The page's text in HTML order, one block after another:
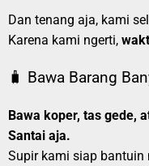
Dan tenang aja, kami
Karena kami ngerti,
🧳 Bawa Barang
Bawa koper, tas gede,
Santai aja.
Supir kami siap